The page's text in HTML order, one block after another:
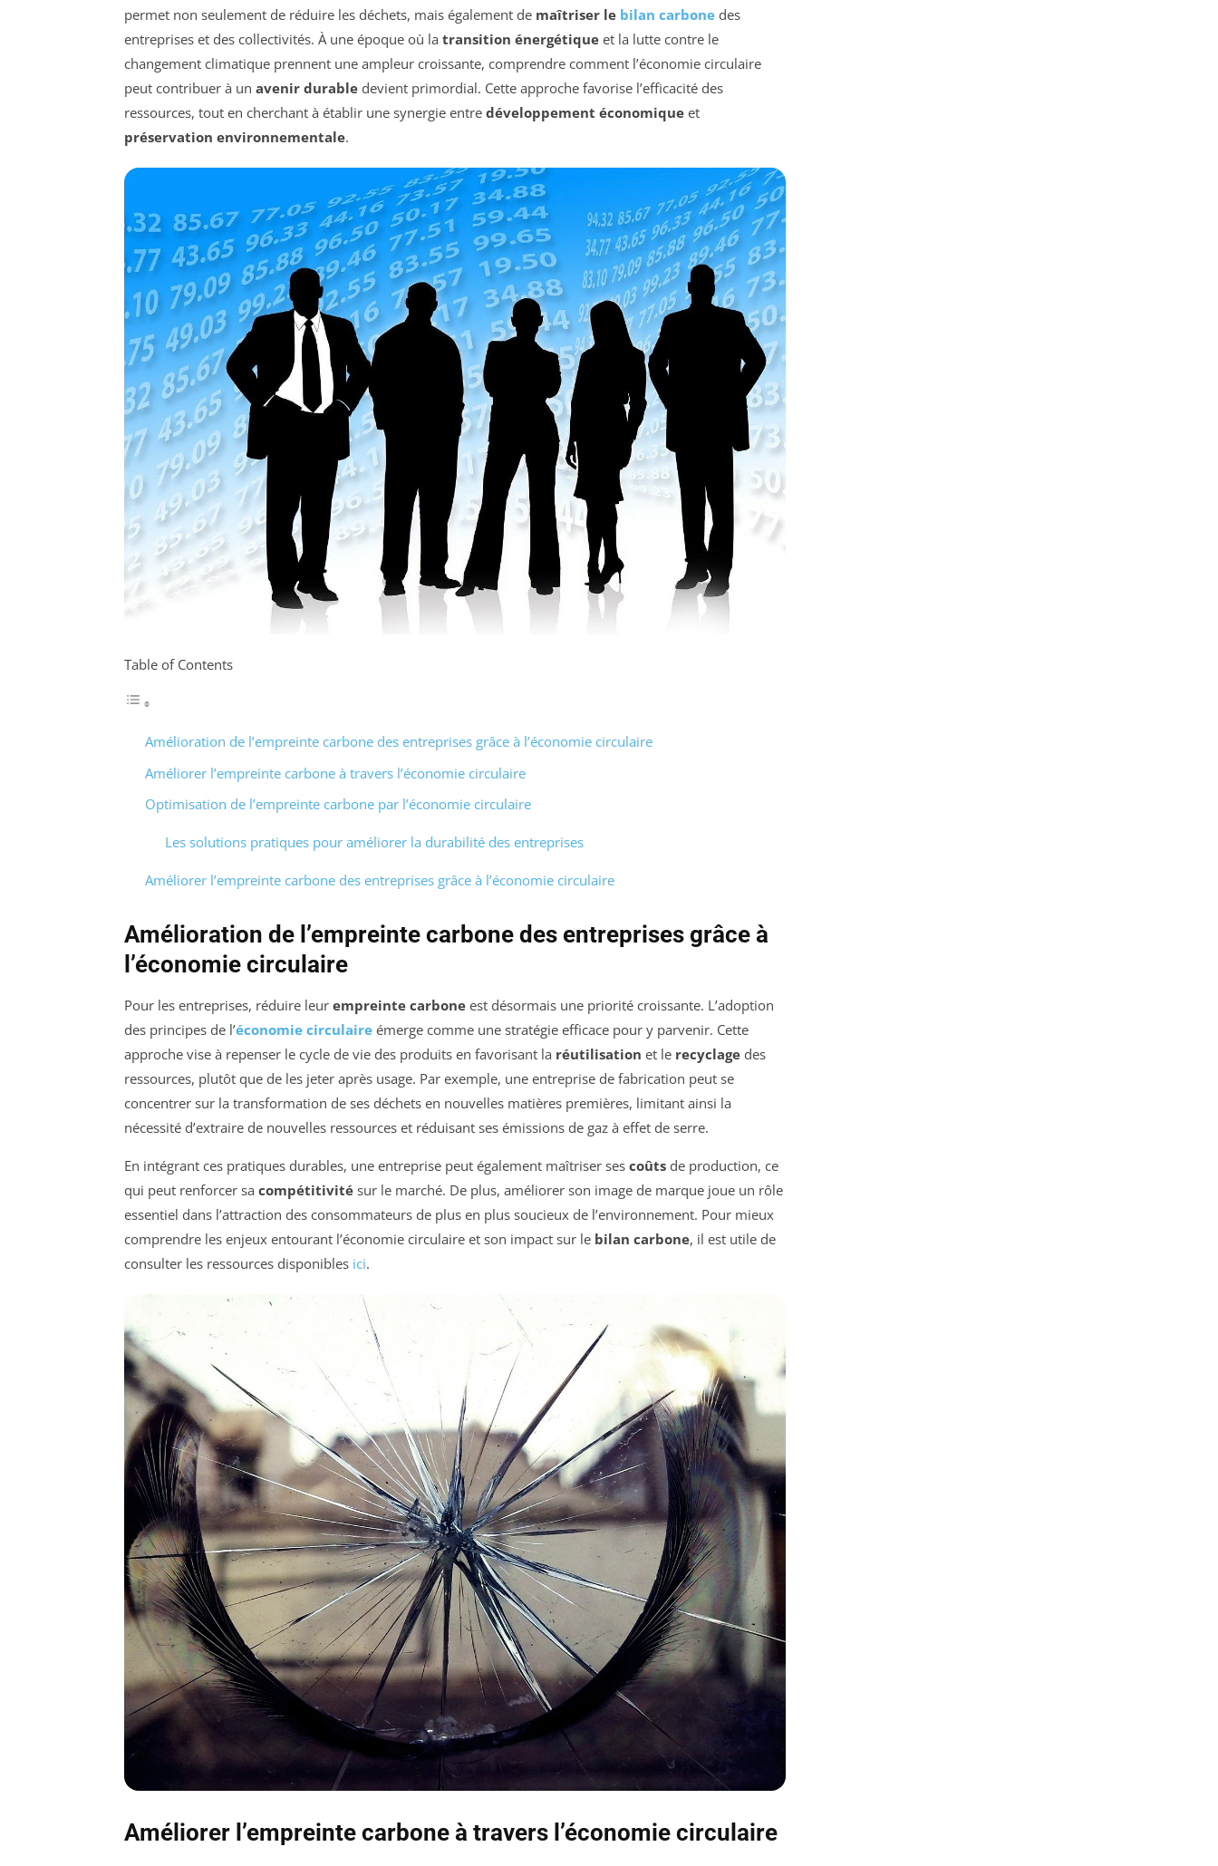
permet non seulement de réduire les déchets, mais également de maîtriser le bilan carbone des
entreprises et des collectivités. À une époque où la transition énergétique et la lutte contre le
changement climatique prennent une ampleur croissante, comprendre comment l’économie circulaire
peut contribuer à un avenir durable devient primordial. Cette approche favorise l’efficacité des
ressources, tout en cherchant à établir une synergie entre développement économique et
préservation environnementale.
Table of Contents
Amélioration de l’empreinte carbone des entreprises grâce à l’économie circulaire
Améliorer l’empreinte carbone à travers l’économie circulaire
Optimisation de l’empreinte carbone par l’économie circulaire
Les solutions pratiques pour améliorer la durabilité des entreprises
Améliorer l’empreinte carbone des entreprises grâce à l’économie circulaire
Amélioration de l’empreinte carbone des entreprises grâce à
l’économie circulaire
Pour les entreprises, réduire leur empreinte carbone est désormais une priorité croissante. L’adoption
des principes de l’économie circulaire émerge comme une stratégie efficace pour y parvenir. Cette
approche vise à repenser le cycle de vie des produits en favorisant la réutilisation et le recyclage des
ressources, plutôt que de les jeter après usage. Par exemple, une entreprise de fabrication peut se
concentrer sur la transformation de ses déchets en nouvelles matières premières, limitant ainsi la
nécessité d’extraire de nouvelles ressources et réduisant ses émissions de gaz à effet de serre.
En intégrant ces pratiques durables, une entreprise peut également maîtriser ses coûts de production, ce
qui peut renforcer sa compétitivité sur le marché. De plus, améliorer son image de marque joue un rôle
essentiel dans l’attraction des consommateurs de plus en plus soucieux de l’environnement. Pour mieux
comprendre les enjeux entourant l’économie circulaire et son impact sur le bilan carbone, il est utile de
consulter les ressources disponibles ici.
Améliorer l’empreinte carbone à travers l’économie circulaire